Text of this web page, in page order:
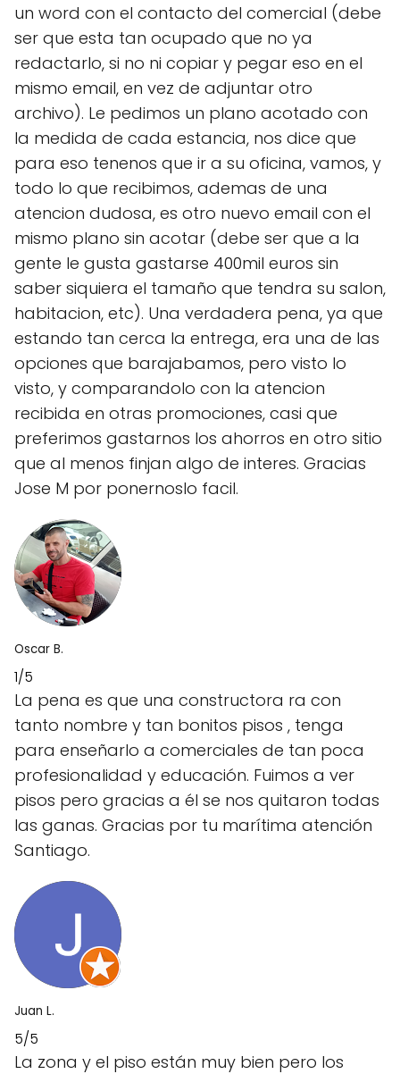
un word con el contacto del comercial (debe
ser que esta tan ocupado que no ya
redactarlo, si no ni copiar y pegar eso en el
mismo email, en vez de adjuntar otro
archivo). Le pedimos un plano acotado con
la medida de cada estancia, nos dice que
para eso tenenos que ir a su oficina, vamos, y
todo lo que recibimos, ademas de una
atencion dudosa, es otro nuevo email con el
mismo plano sin acotar (debe ser que a la
gente le gusta gastarse 400mil euros sin
saber siquiera el tamaño que tendra su salon,
habitacion, etc). Una verdadera pena, ya que
estando tan cerca la entrega, era una de las
opciones que barajabamos, pero visto lo
visto, y comparandolo con la atencion
recibida en otras promociones, casi que
preferimos gastarnos los ahorros en otro sitio
que al menos finjan algo de interes. Gracias
Jose M por ponernoslo facil.
Oscar B.
1/5
La pena es que una constructora ra con
tanto nombre y tan bonitos pisos , tenga
para enseñarlo a comerciales de tan poca
profesionalidad y educación. Fuimos a ver
pisos pero gracias a él se nos quitaron todas
las ganas. Gracias por tu marítima atención
Santiago.
Juan L.
5/5
La zona y el piso están muy bien pero los